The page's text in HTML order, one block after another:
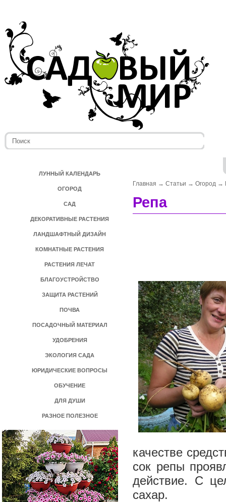
ЛУННЫЙ КАЛЕНДАРЬ
ОГОРОД
САД
ДЕКОРАТИВНЫЕ РАСТЕНИЯ
ЛАНДШАФТНЫЙ ДИЗАЙН
КОМНАТНЫЕ РАСТЕНИЯ
РАСТЕНИЯ ЛЕЧАТ
БЛАГОУСТРОЙСТВО
ЗАЩИТА РАСТЕНИЙ
ПОЧВА
ПОСАДОЧНЫЙ МАТЕРИАЛ
УДОБРЕНИЯ
ЭКОЛОГИЯ САДА
ЮРИДИЧЕСКИЕ ВОПРОСЫ
ОБУЧЕНИЕ
ДЛЯ ДУШИ
РАЗНОЕ ПОЛЕЗНОЕ
Главная → Статьи → Огород →
Репа
качестве
сок репы
действие. С
сахар.